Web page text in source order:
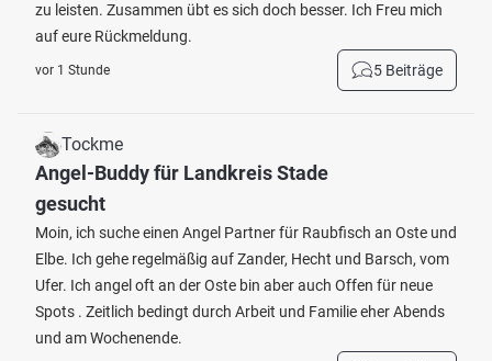
zu leisten. Zusammen übt es sich doch besser. Ich Freu mich
auf eure Rückmeldung.
vor 1 Stunde 5 Beiträge
Tockme
Angel-Buddy für Landkreis Stade
gesucht
Moin, ich suche einen Angel Partner für Raubfisch an Oste und
Elbe. Ich gehe regelmäßig auf Zander, Hecht und Barsch, vom
Ufer. Ich angel oft an der Oste bin aber auch Offen für neue
Spots . Zeitlich bedingt durch Arbeit und Familie eher Abends
und am Wochenende.